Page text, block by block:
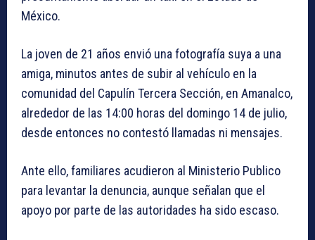
México.
La joven de 21 años envió una fotografía suya a una
amiga, minutos antes de subir al vehículo en la
comunidad del Capulín Tercera Sección, en Amanalco,
alrededor de las 14:00 horas del domingo 14 de julio,
desde entonces no contestó llamadas ni mensajes.
Ante ello, familiares acudieron al Ministerio Publico
para levantar la denuncia, aunque señalan que el
apoyo por parte de las autoridades ha sido escaso.